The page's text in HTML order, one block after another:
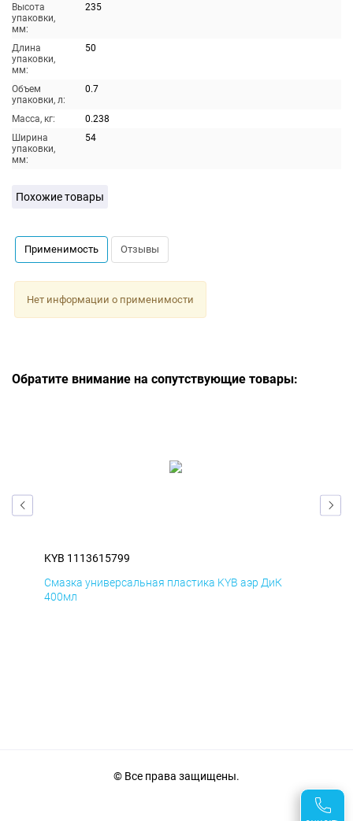
Высота
упаковки,
мм:
235
Длина
упаковки,
мм:
50
Объем
упаковки, л:
0.7
Масса, кг:
0.238
Ширина
упаковки,
мм:
54
Похожие товары
Применимость Отзывы
Нет информации о применимости
Обратите внимание на сопутствующие товары:
KYB 1113615799
Смазка универсальная пластика KYB аэр ДиК
400мл
© Все права защищены.